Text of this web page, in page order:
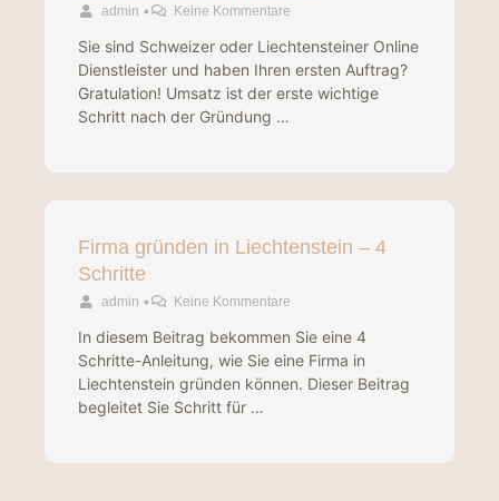
admin • Keine Kommentare
Sie sind Schweizer oder Liechtensteiner Online
Dienstleister und haben Ihren ersten Auftrag?
Gratulation! Umsatz ist der erste wichtige
Schritt nach der Gründung …
Firma gründen in Liechtenstein – 4
Schritte
admin • Keine Kommentare
In diesem Beitrag bekommen Sie eine 4
Schritte-Anleitung, wie Sie eine Firma in
Liechtenstein gründen können. Dieser Beitrag
begleitet Sie Schritt für …